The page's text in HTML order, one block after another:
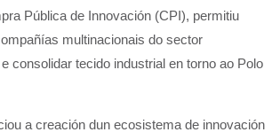
Pública de Innovación (CPI), permitiu
multinacionais do sector
consolidar tecido industrial en torno ao Polo
a creación dun ecosistema de innovación